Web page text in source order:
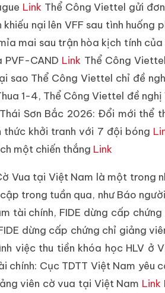
Link Thể Công Viettel gửi
nại lên VFF sau tình huống
mai sau trận hòa kịch tính
CAND Link Thể Công
sao Thể Công Viettel chỉ đề
1-4, Thể Công Viettel đề
Sơn Bắc 2026: Đổi mới thể
khởi tranh với 7 đội bóng
một chiến thắng Link
Vua tại Việt Nam là một trong
trong tuần qua, như Báo
tài chính, FIDE dừng cấp
dừng cấp chứng chỉ giảng
việc thu tiền khóa học HLV ở
chính: Cục TDTT Việt Nam yêu
viên cờ vua tại Việt Nam Link